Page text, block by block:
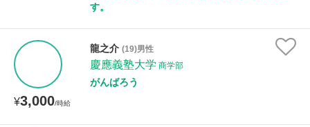
す。
¥3,000/時給
龍之介 (19)男性
慶應義塾大学 商学部
がんばろう